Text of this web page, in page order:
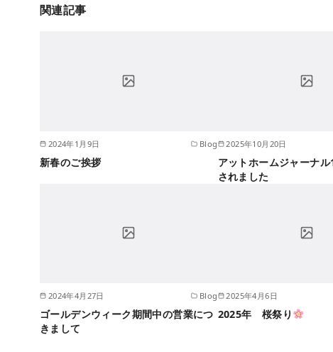
関連記事
2024年1月9日 Blog
新春のご挨拶
2025年10月20日
アットホームジャーナ
されました
2024年4月27日 Blog
ゴールデンウィーク期間中の営業につ
きまして
2025年4月6日
2025年 桜祭り